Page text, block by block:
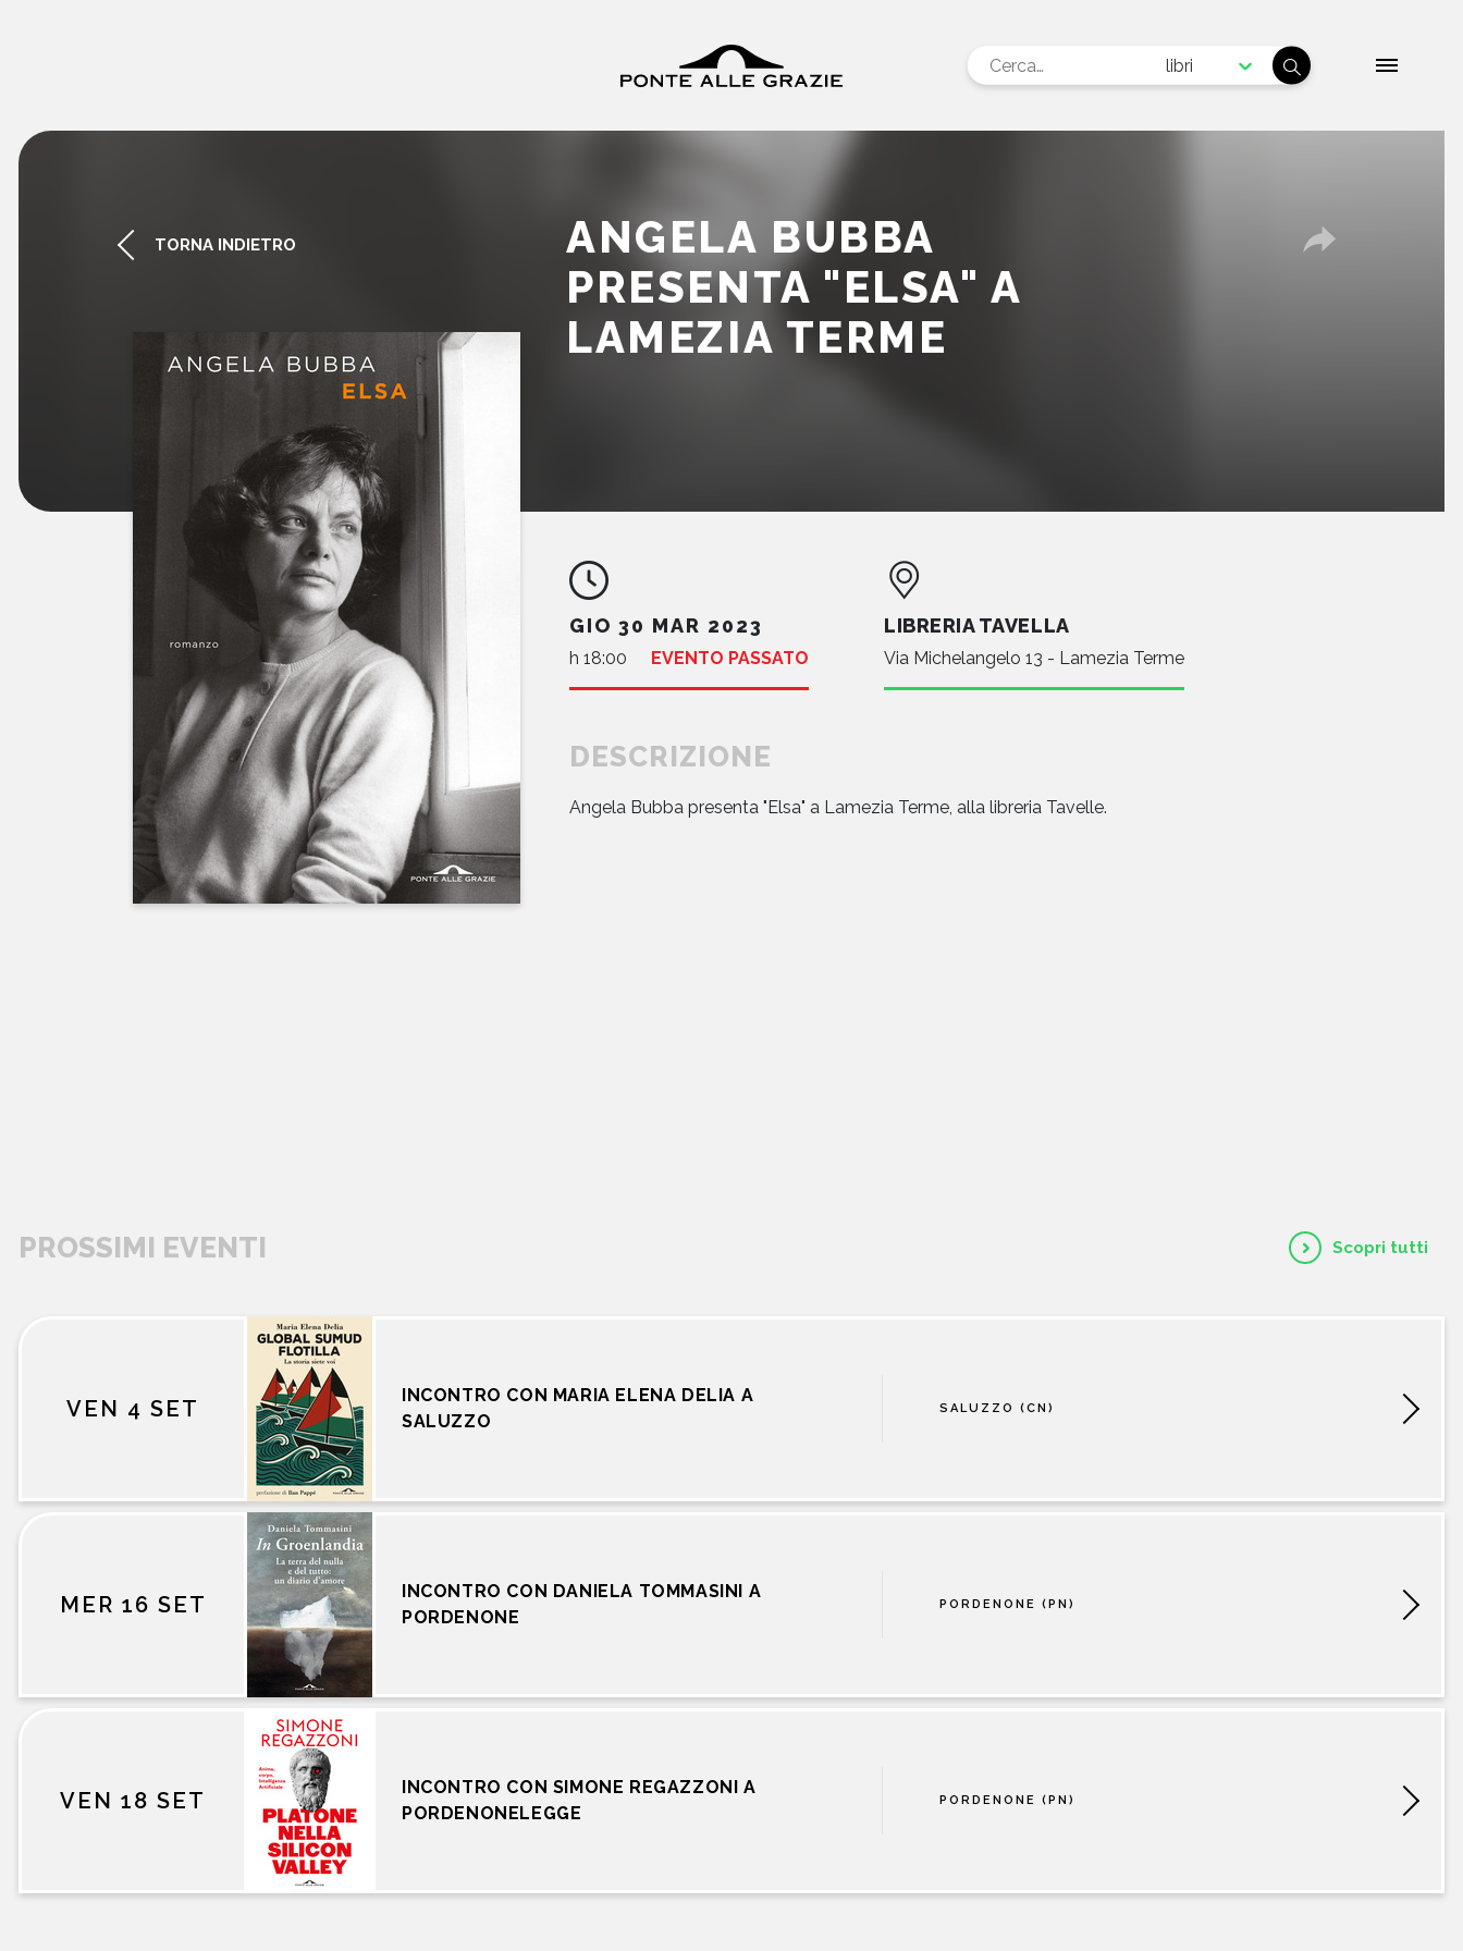
libri
TORNA INDIETRO
ANGELA BUBBA
PRESENTA "ELSA" A
LAMEZIA TERME
GIO 30 MAR 2023
h 18:00 EVENTO PASSATO
LIBRERIA TAVELLA
Via Michelangelo 13 - Lamezia Terme
DESCRIZIONE
Angela Bubba presenta "Elsa" a Lamezia Terme, alla libreria Tavelle.
PROSSIMI EVENTI Scopri tutti
VEN 4 SET SALUZZO (CN)
INCONTRO CON MARIA ELENA DELIA A
SALUZZO
MER 16 SET PORDENONE (PN)
INCONTRO CON DANIELA TOMMASINI A
PORDENONE
VEN 18 SET PORDENONE (PN)
INCONTRO CON SIMONE REGAZZONI A
PORDENONELEGGE